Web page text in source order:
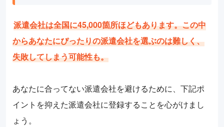
派遣会社は全国に45,000箇所ほどもあります。この中
からあなたにぴったりの派遣会社を選ぶのは難しく、
失敗してしまう可能性も。
あなたに合ってない派遣会社を避けるために、下記ポ
イントを抑えた派遣会社に登録することを心がけまし
ょう。